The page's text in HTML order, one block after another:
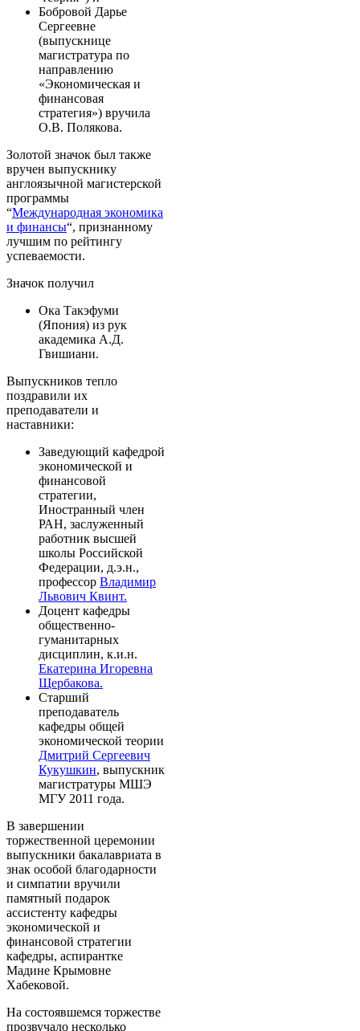
Бобровой Дарье
Сергеевне
(выпускнице
магистратура по
направлению
«Экономическая и
финансовая
стратегия») вручила
О.В. Полякова.
Золотой значок был также
вручен выпускнику
англоязычной магистерской
программы
“Международная экономика
и финансы“, признанному
лучшим по рейтингу
успеваемости.
Значок получил
Ока Такэфуми
(Япония) из рук
академика А.Д.
Гвишиани.
Выпускников тепло
поздравили их
преподаватели и
наставники:
Заведующий кафедрой
экономической и
финансовой
стратегии,
Иностранный член
РАН, заслуженный
работник высшей
школы Российской
Федерации, д.э.н.,
профессор Владимир
Львович Квинт.
Доцент кафедры
общественно-
гуманитарных
дисциплин, к.и.н.
Екатерина Игоревна
Щербакова.
Старший
преподаватель
кафедры общей
экономической теории
Дмитрий Сергеевич
Кукушкин, выпускник
магистратуры МШЭ
МГУ 2011 года.
В завершении
торжественной церемонии
выпускники бакалавриата в
знак особой благодарности
и симпатии вручили
памятный подарок
ассистенту кафедры
экономической и
финансовой стратегии
кафедры, аспирантке
Мадине Крымовне
Хабековой.
На состоявшемся торжестве
прозвучало несколько